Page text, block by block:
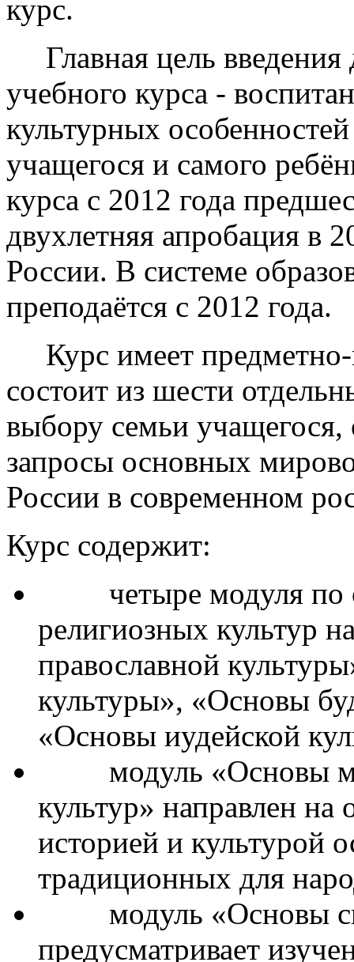
культурных
учащегося и самого
курса с 2012 года
двухлетняя апробация в
России. В системе
преподаётся с 2012 года.
Курс имеет предметно-
состоит из шести
выбору семьи
запросы основных
России в современном
Курс содержит:
четыре модуля по
религиозных культур
православной
культуры», «Основы
«Основы иудейской
модуль «Основы
культур» направлен на
историей и культурой
традиционных для
модуль «Основы
предусматривает
общепринятых в нашей
гражданской этики.